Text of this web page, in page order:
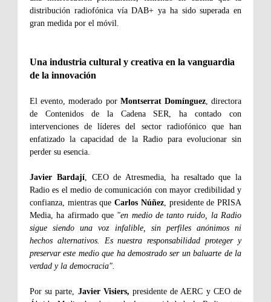
distribución radiofónica vía DAB+ ya ha sido superada en
gran medida por el móvil.
Una industria cultural y creativa en la vanguardia
de la innovación
El evento, moderado por Montserrat Domínguez, directora
de Contenidos de la Cadena SER, ha contado con
intervenciones de líderes del sector radiofónico que han
enfatizado la capacidad de la Radio para evolucionar sin
perder su esencia.
Javier Bardají, CEO de Atresmedia, ha resaltado que la
Radio es el medio de comunicación con mayor credibilidad y
confianza, mientras queCarlos Núñez, presidente de PRISA
Media, ha afirmado que "en medio de tanto ruido, la Radio
sigue siendo una voz infalible, sin perfiles anónimos ni
hechos alternativos. Es nuestra responsabilidad proteger y
preservar este medio que ha demostrado ser un baluarte de la
verdad y la democracia".
Por su parte, Javier Visiers,presidente de AERC y CEO de